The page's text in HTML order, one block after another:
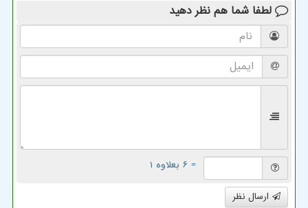
لطفا شما هم نظر دهید
= ۶ بعلاوه ۱
ارسال نظر